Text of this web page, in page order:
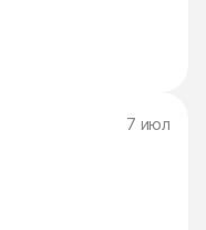
7 июл